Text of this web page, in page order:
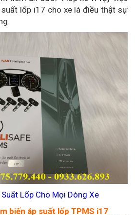
lốp i17 cho xe là điều thật sự
Lốp Cho Mọi Dòng Xe
biến áp suất lốp TPMS i17